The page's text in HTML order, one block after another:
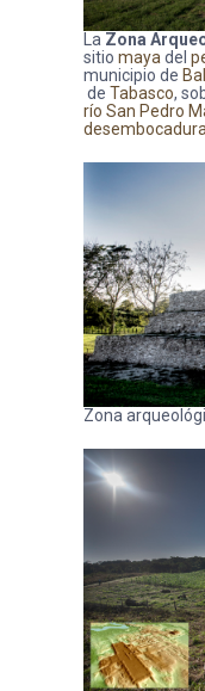
La Zona
sitio maya del
municipio de
de Tabasco,
río San Pedro
desembocadura
Zona